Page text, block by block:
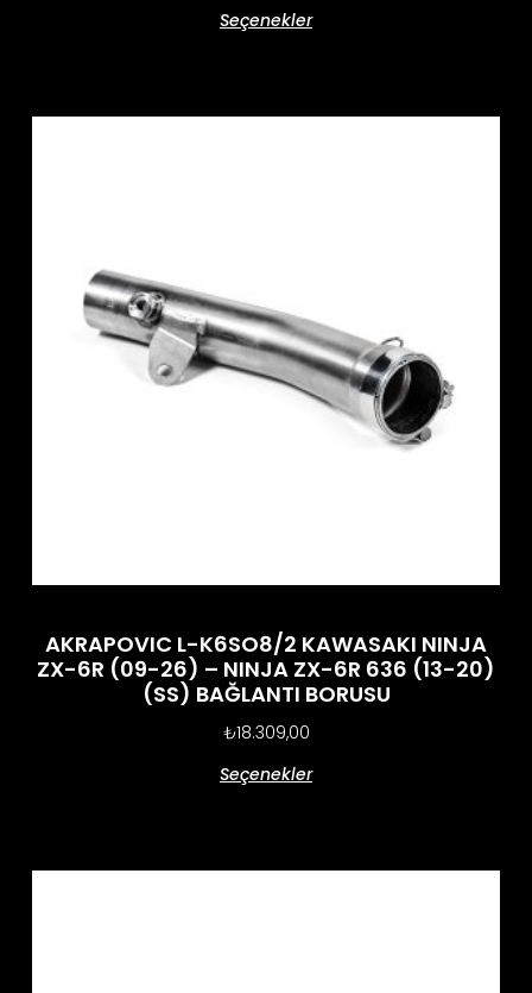
Seçenekler
AKRAPOVIC L-K6SO8/2 KAWASAKI NINJA
ZX-6R (09-26) – NINJA ZX-6R 636 (13-20)
(SS) BAĞLANTI BORUSU
₺18.309,00
Seçenekler